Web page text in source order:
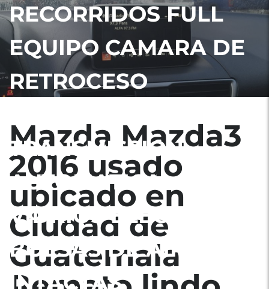
RECORRIDOS FULL
EQUIPO CAMARA DE
RETROCESO
TRANSMISSION
AUTOMATICA
VIDRIOS ELECTRICOS
BOLSAS DE AIRE
INTACTAS
Mazda Mazda3
2016 usado
ubicado en
Ciudad de
Guatemala